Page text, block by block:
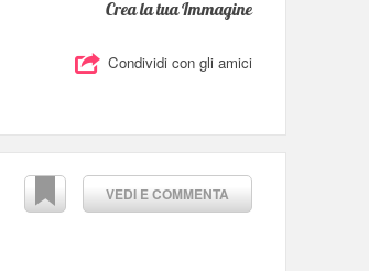
Crea la tua Immagine
Condividi con gli amici
VEDI E COMMENTA